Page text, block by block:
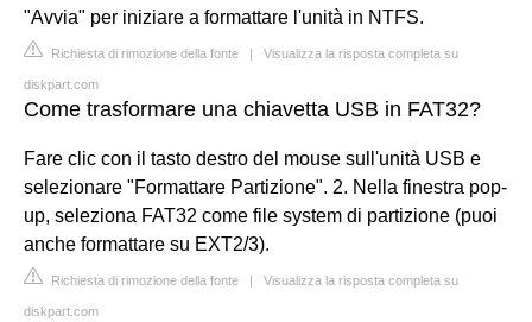
"Avvia" per iniziare a formattare l'unità in NTFS.
Richiesta di rimozione della fonte | Visualizza la risposta completa su
diskpart.com
Come trasformare una chiavetta USB in FAT32?
Fare clic con il tasto destro del mouse sull'unità USB e
selezionare "Formattare Partizione". 2. Nella finestra pop-
up, seleziona FAT32 come file system di partizione (puoi
anche formattare su EXT2/3).
Richiesta di rimozione della fonte | Visualizza la risposta completa su
diskpart.com